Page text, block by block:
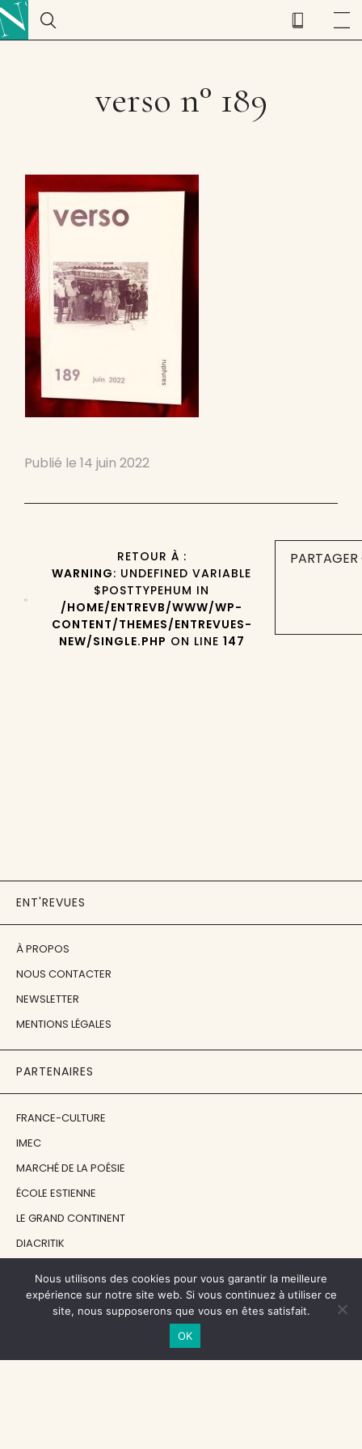
verso n° 189
Publié le 14 juin 2022
RETOUR À :
WARNING: UNDEFINED VARIABLE
$POSTTYPEHUM IN
/HOME/ENTREVB/WWW/WP-
CONTENT/THEMES/ENTREVUES-
NEW/SINGLE.PHP ON LINE 147
ENT'REVUES
À PROPOS
NOUS CONTACTER
NEWSLETTER
MENTIONS LÉGALES
PARTENAIRES
FRANCE-CULTURE
IMEC
MARCHÉ DE LA POÉSIE
ÉCOLE ESTIENNE
LE GRAND CONTINENT
DIACRITIK
NOS SOUTIENS
CENTRE NATIONAL DU LIVRE
Nous utilisons des cookies pour vous garantir la meilleure
expérience sur notre site web. Si vous continuez à utiliser ce
site, nous supposerons que vous en êtes satisfait.
OK